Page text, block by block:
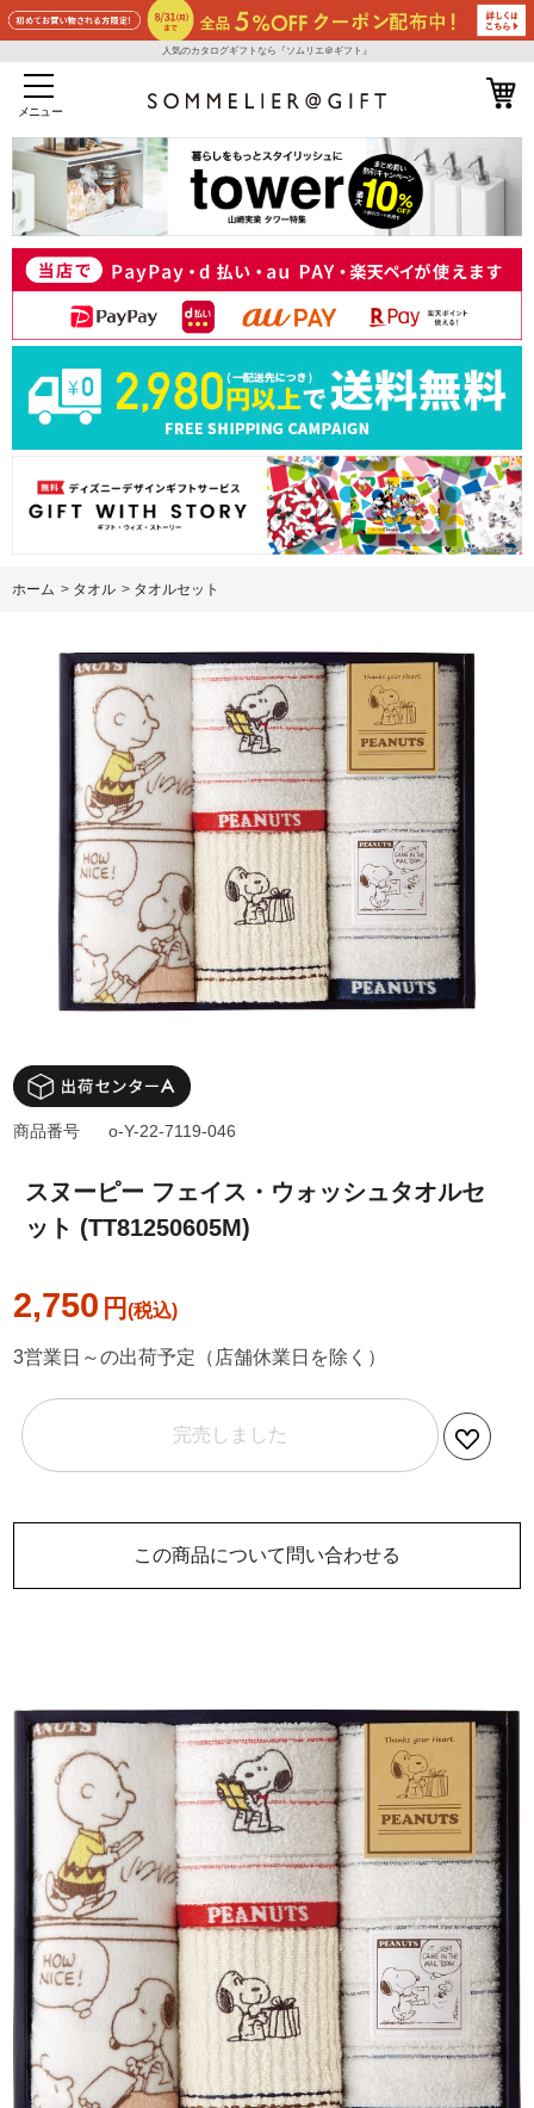
人気のカタログギフトなら『ソムリエ＠ギフト』
メニュー
ホーム > タオル > タオルセット
スヌーピー フェイス・ウォッシュタオルセ
ット (TT81250605M)
2,750 円
商品番号 o-Y-22-7119-046
3営業日～の出荷予定（店舗休業日を除く）
完売しました
この商品について問い合わせる